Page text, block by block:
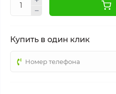
Купить в один клик